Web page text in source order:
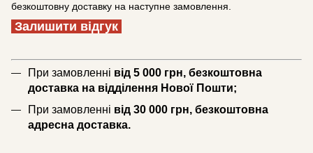
безкоштовну доставку на наступне замовлення.
Залишити відгук
При замовленні від 5 000 грн, безкоштовна
доставка на відділення Нової Пошти;
При замовленні від 30 000 грн, безкоштовна
адресна доставка.